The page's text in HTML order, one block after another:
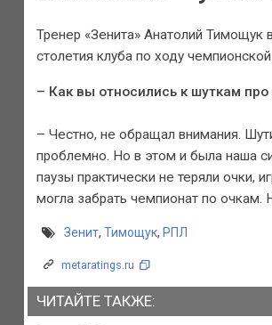
Тренер «Зенита» Анатолий Тимощук
столетия клуба по ходу
– Как вы относились к шуткам
– Честно, не обращал внимания.
проблемно. Но в этом и была наша
паузы практически не теряли очки,
могла забрать чемпионат по
Зенит, Тимощук, РПЛ
metaratings.ru
ЧИТАЙТЕ ТАКЖЕ: